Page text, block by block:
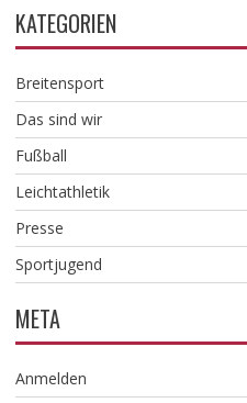
KATEGORIEN
Breitensport
Das sind wir
Fußball
Leichtathletik
Presse
Sportjugend
META
Anmelden